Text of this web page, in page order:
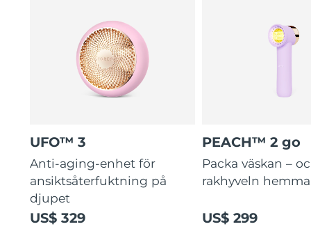
UFO™ 3
Anti-aging-enhet för
ansiktsåterfuktning på
djupet
US$ 329
PEACH™ 2 go
Packa väskan –
rakhyveln
US$ 299